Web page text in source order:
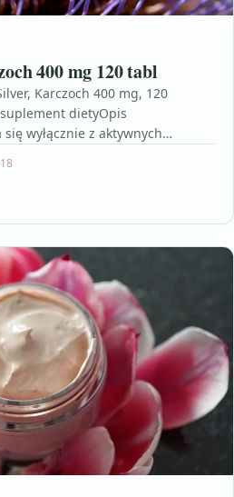
400 mg 120 tabl
Karczoch 400 mg, 120
dietyOpis
wyłącznie z aktywnych